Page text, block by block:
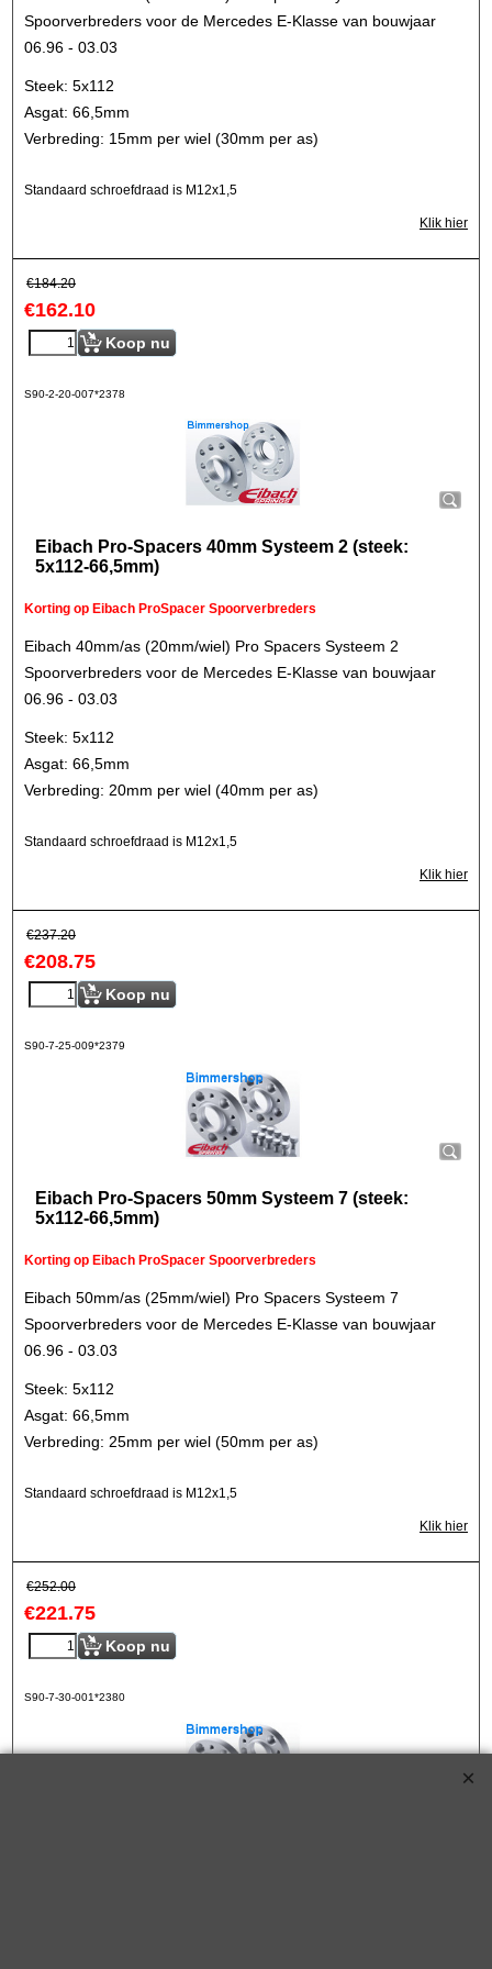
Spoorverbreders voor de Mercedes E-Klasse van bouwjaar
06.96 - 03.03
Steek: 5x112
Asgat: 66,5mm
Verbreding: 15mm per wiel (30mm per as)
Standaard schroefdraad is M12x1,5
Klik hier
€184.20
€162.10
Koop nu
S90-2-20-007*2378
Eibach Pro-Spacers 40mm Systeem 2 (steek:
5x112-66,5mm)
Korting op Eibach ProSpacer Spoorverbreders
Eibach 40mm/as (20mm/wiel) Pro Spacers Systeem 2
Spoorverbreders voor de Mercedes E-Klasse van bouwjaar
06.96 - 03.03
Steek: 5x112
Asgat: 66,5mm
Verbreding: 20mm per wiel (40mm per as)
Standaard schroefdraad is M12x1,5
Klik hier
€237.20
€208.75
Koop nu
S90-7-25-009*2379
Eibach Pro-Spacers 50mm Systeem 7 (steek:
5x112-66,5mm)
Korting op Eibach ProSpacer Spoorverbreders
Eibach 50mm/as (25mm/wiel) Pro Spacers Systeem 7
Spoorverbreders voor de Mercedes E-Klasse van bouwjaar
06.96 - 03.03
Steek: 5x112
Asgat: 66,5mm
Verbreding: 25mm per wiel (50mm per as)
Standaard schroefdraad is M12x1,5
Klik hier
€252.00
€221.75
Koop nu
S90-7-30-001*2380